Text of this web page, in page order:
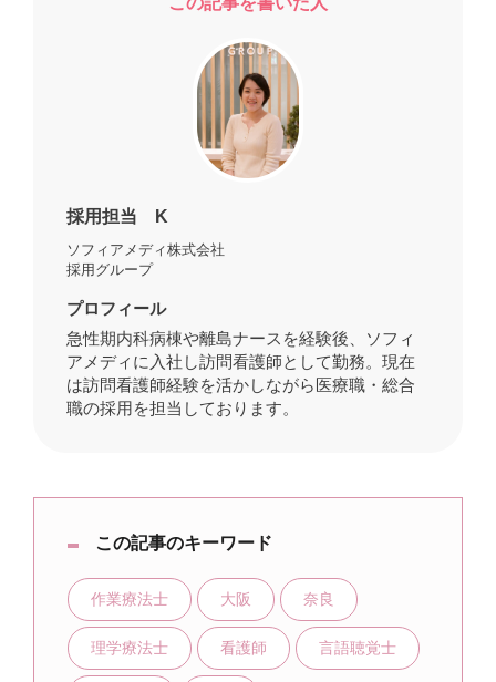
採用担当 K
ソフィアメディ株式会社
採用グループ
プロフィール
急性期内科病棟や離島ナースを経験後、ソフィ
アメディに入社し訪問看護師として勤務。現在
は訪問看護師経験を活かしながら医療職・総合
職の採用を担当しております。
この記事のキーワード
作業療法士 大阪 奈良
理学療法士 看護師 言語聴覚士